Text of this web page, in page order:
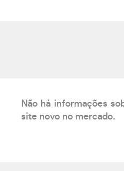
Não há informações
site novo no mercado.